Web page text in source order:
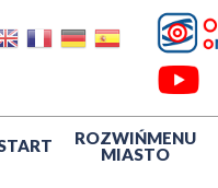
ROZWIŃMENU
MIASTO